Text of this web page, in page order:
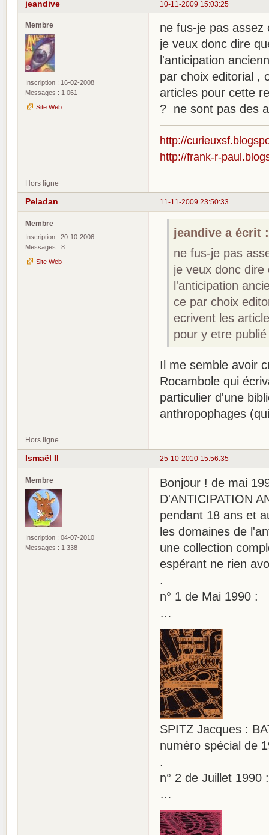
10-11-2009 15:03:25
jeandive
Membre
Inscription : 16-02-2008
Messages : 1 061
Site Web
ne fus-je pas
je veux donc dire
l'anticipation
par choix editorial ,
articles pour cette
? ne sont pas des
http://
http://frank-r-
Hors ligne
11-11-2009 23:50:33
Peladan
Membre
Inscription : 20-10-2006
Messages : 8
Site Web
jeandive a écrit :
ne fus-je pas
je veux donc
l'anticipation
ce par choix
ecrivent les
pour y etre
Il me semble avoir
Rocambole qui
particulier d'une
anthropophages
Hors ligne
25-10-2010 15:56:35
Ismaël II
Membre
Inscription : 04-07-2010
Messages : 1 338
Bonjour ! de mai
D'ANTICIPATION
pendant 18 ans et
les domaines de
une collection
espérant ne rien
.
n° 1 de Mai 1990 :
…
SPITZ Jacques :
numéro spécial de
.
n° 2 de Juillet 1990 :
…